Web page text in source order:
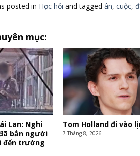
posted in Học hỏi and tagged ân, cuộc,
mục:
Lan: Nghi
bắn người
đến trường
Tom Holland đi vào
7 Tháng 8, 2026